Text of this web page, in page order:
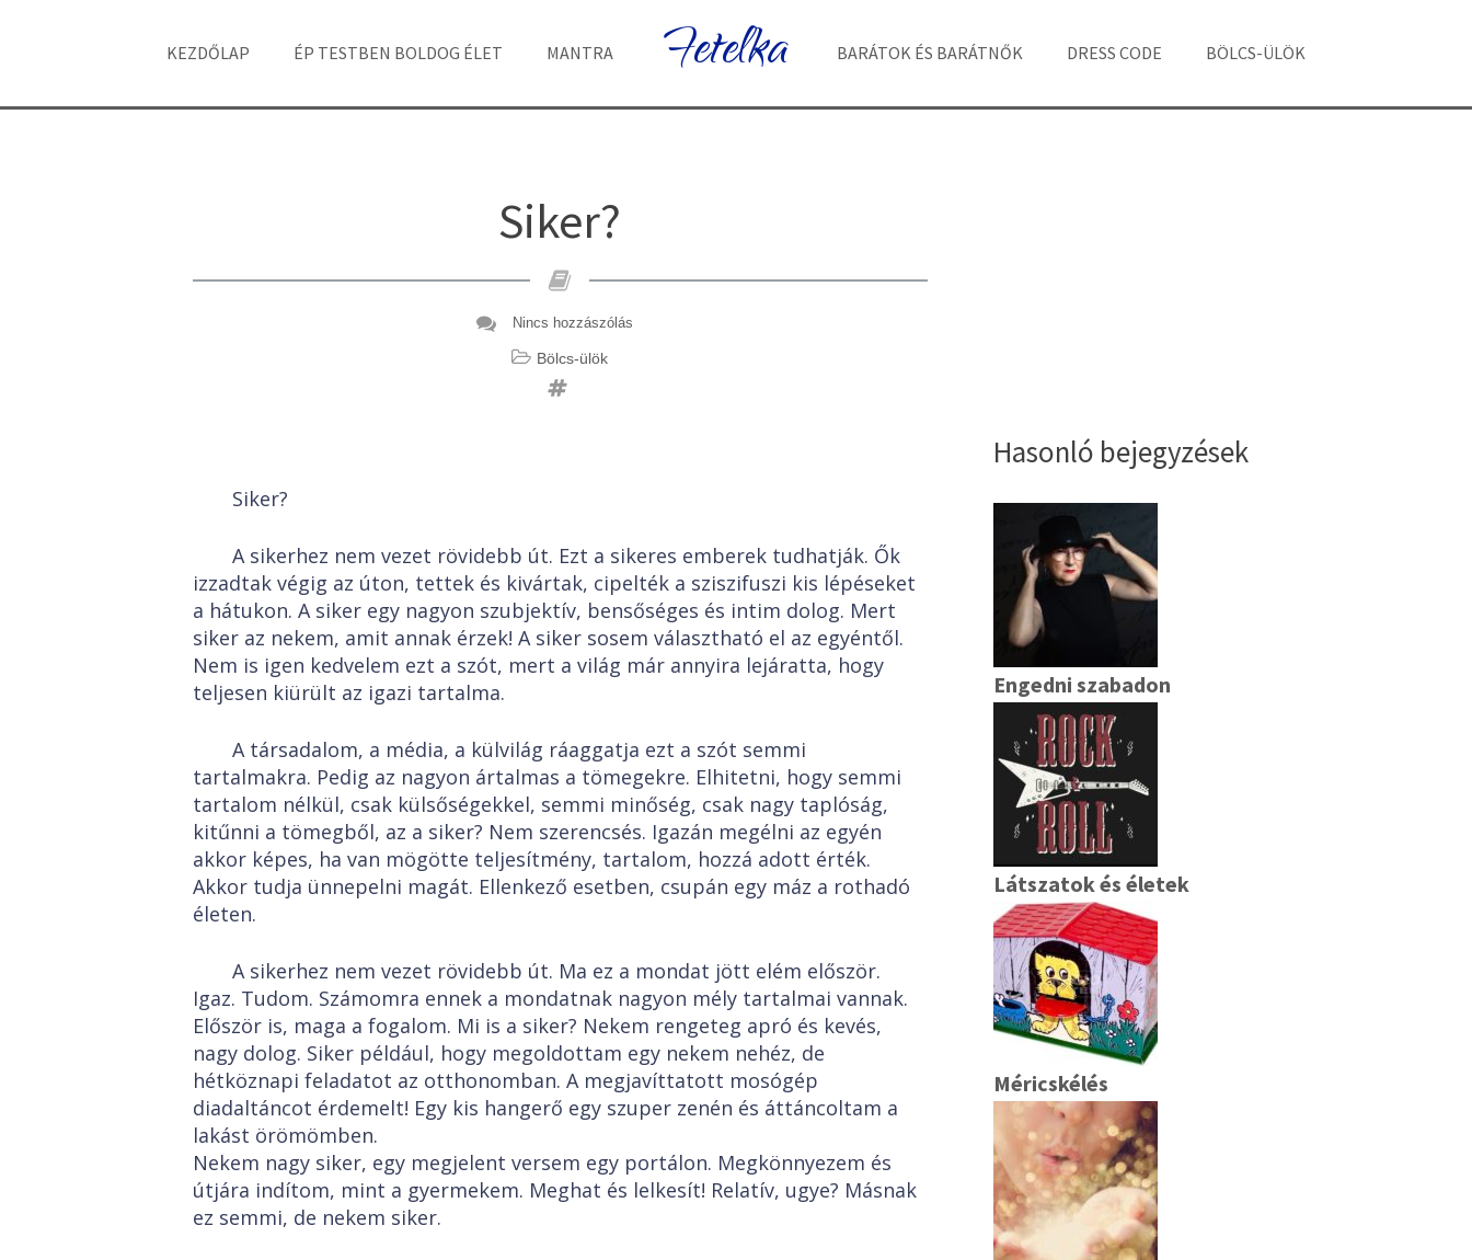
KEZDŐLAP ÉP TESTBEN BOLDOG ÉLET MANTRA Fetelka BARÁTOK ÉS BARÁTNŐK DRESS CODE BÖLCS-ÜLÖK
Siker?
Nincs hozzászólás
Bölcs-ülök
Siker?
A sikerhez nem vezet rövidebb út. Ezt a sikeres emberek tudhatják. Ők
izzadtak végig az úton, tettek és kivártak, cipelték a sziszifuszi kis lépéseket
a hátukon. A siker egy nagyon szubjektív, bensőséges és intim dolog. Mert
siker az nekem, amit annak érzek! A siker sosem választható el az egyéntől.
Nem is igen kedvelem ezt a szót, mert a világ már annyira lejáratta, hogy
teljesen kiürült az igazi tartalma.
A társadalom, a média, a külvilág ráaggatja ezt a szót semmi
tartalmakra. Pedig az nagyon ártalmas a tömegekre. Elhitetni, hogy semmi
tartalom nélkül, csak külsőségekkel, semmi minőség, csak nagy taplóság,
kitűnni a tömegből, az a siker? Nem szerencsés. Igazán megélni az egyén
akkor képes, ha van mögötte teljesítmény, tartalom, hozzá adott érték.
Akkor tudja ünnepelni magát. Ellenkező esetben, csupán egy máz a rothadó
életen.
A sikerhez nem vezet rövidebb út. Ma ez a mondat jött elém először.
Igaz. Tudom. Számomra ennek a mondatnak nagyon mély tartalmai vannak.
Először is, maga a fogalom. Mi is a siker? Nekem rengeteg apró és kevés,
nagy dolog. Siker például, hogy megoldottam egy nekem nehéz, de
hétköznapi feladatot az otthonomban. A megjavíttatott mosógép
diadaltáncot érdemelt! Egy kis hangerő egy szuper zenén és áttáncoltam a
lakást örömömben.
Nekem nagy siker, egy megjelent versem egy portálon. Megkönnyezem és
útjára indítom, mint a gyermekem. Meghat és lelkesít! Relatív, ugye? Másnak
ez semmi, de nekem siker.
Hasonló bejegyzések
Engedni szabadon
Látszatok és életek
Méricskélés